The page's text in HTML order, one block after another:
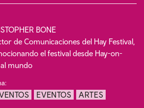
BONE
de Comunicaciones del Hay Festival,
el festival desde Hay-on-
mundo
EVENTOS ARTES